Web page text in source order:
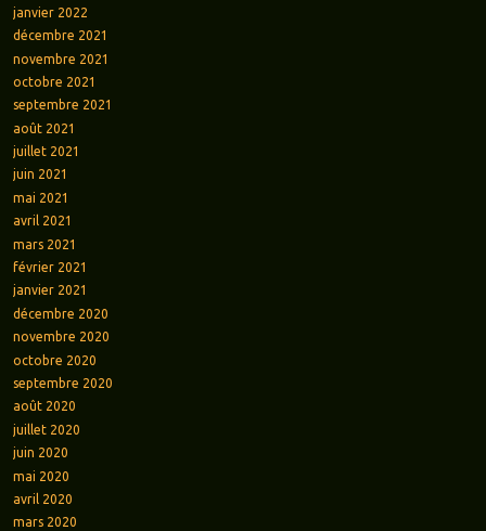
janvier 2022
décembre 2021
novembre 2021
octobre 2021
septembre 2021
août 2021
juillet 2021
juin 2021
mai 2021
avril 2021
mars 2021
février 2021
janvier 2021
décembre 2020
novembre 2020
octobre 2020
septembre 2020
août 2020
juillet 2020
juin 2020
mai 2020
avril 2020
mars 2020